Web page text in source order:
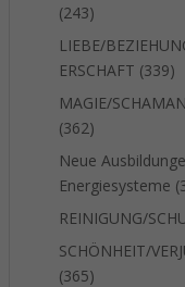
243243
Produkte
LIEBE/
ERSCHAFT 339339
MAGIE/
362362
Produkte
Neue
Energiesysteme
REINIGUNG/
SCHÖNHEIT/
365365